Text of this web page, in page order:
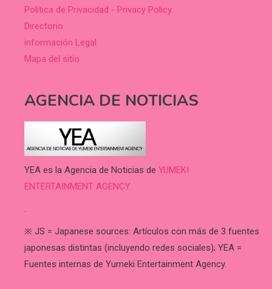
Política de Privacidad - Privacy Policy
Directorio
información Legal
Mapa del sitio
AGENCIA DE NOTICIAS
YEA es la Agencia de Noticias de YUMEKI
ENTERTAINMENT AGENCY.
.
※ JS = Japanese sources: Artículos con más de 3 fuentes
japonesas distintas (incluyendo redes sociales); YEA =
Fuentes internas de Yumeki Entertainment Agency.